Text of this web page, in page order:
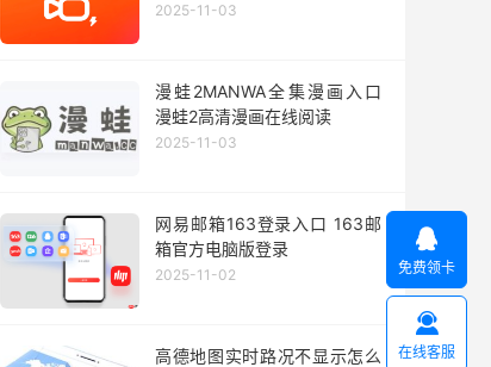
2025-11-03
漫蛙2MANWA全集漫画入口
漫蛙2高清漫画在线阅读
2025-11-03
网易邮箱163登录入口 163邮
箱官方电脑版登录
2025-11-02
高德地图实时路况不显示怎么

免费领卡

在线客服